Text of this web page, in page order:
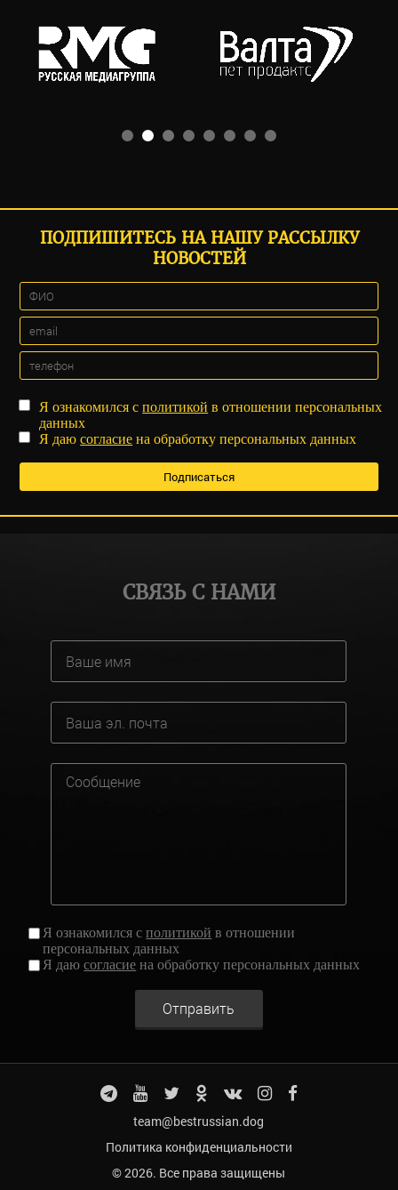
ПОДПИШИТЕСЬ НА НАШУ РАССЫЛКУ
НОВОСТЕЙ
Я ознакомился сполитикой в отношении персональных
данных
Я даюсогласие на обработку персональных данных
СВЯЗЬ С НАМИ
Я ознакомился сполитикой в отношении
персональных данных
Я даюсогласие на обработку персональных данных
Отправить
team@bestrussian.dog
Политика конфиденциальности
© 2026. Все права защищены